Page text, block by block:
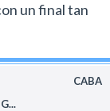
un final tan
CABA